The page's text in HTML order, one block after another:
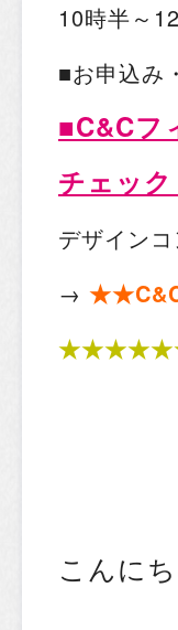
10時半～
■お申込
■C&Cフ
チェック
デザイン
→
こんに